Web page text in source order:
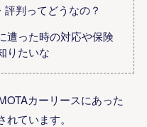
判ってどうなの？
遭った時の対応や保険
りたいな
カーリースにあった
れています。